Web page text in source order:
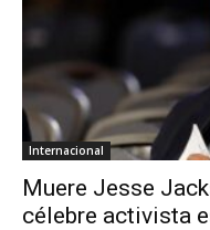
Internacional
Muere Jesse
célebre activista